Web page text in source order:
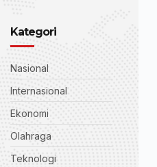
Kategori
Nasional
Internasional
Ekonomi
Olahraga
Teknologi